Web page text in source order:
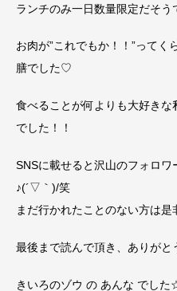
ランチのみ一日数量限定だそう
お肉が”これでもか！！”ってく
膳でした♡
食べることが何よりも大好き
でした！！
SNSに載せると沢山のフォロ
♪(´▽｀)/笑
まだ行かれたことのない方は
最後まで読んで頂き、ありがと
きいろのゾウ の あんな でした